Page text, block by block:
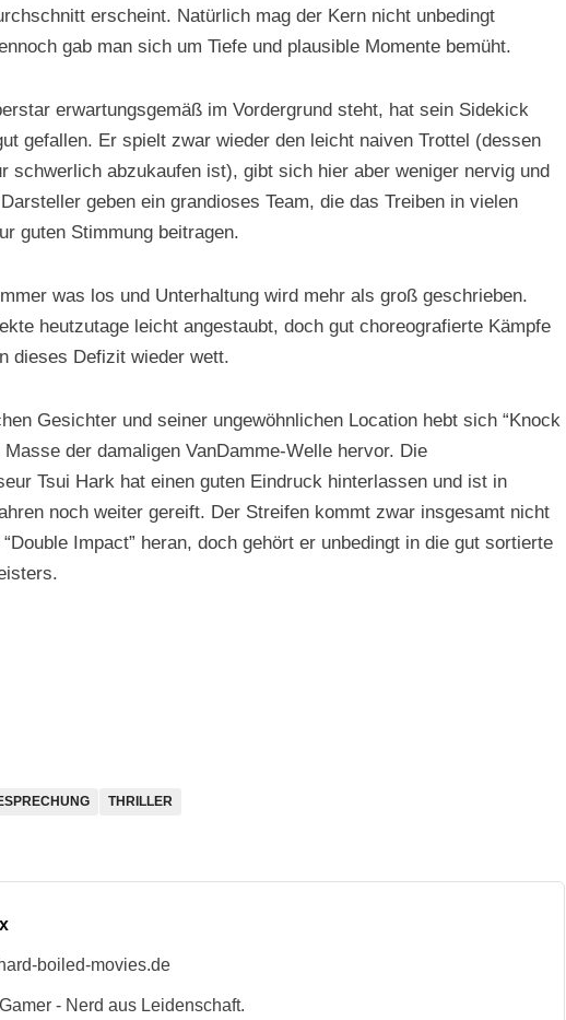
erscheint. Natürlich mag der Kern nicht unbedingt
gab man sich um Tiefe und plausible Momente bemüht.
erwartungsgemäß im Vordergrund steht, hat sein Sidekick
gefallen. Er spielt zwar wieder den leicht naiven Trottel (dessen
schwerlich abzukaufen ist), gibt sich hier aber weniger nervig und
geben ein grandioses Team, die das Treiben in vielen
guten Stimmung beitragen.
was los und Unterhaltung wird mehr als groß geschrieben.
heutzutage leicht angestaubt, doch gut choreografierte Kämpfe
dieses Defizit wieder wett.
Gesichter und seiner ungewöhnlichen Location hebt sich “Knock
der damaligen VanDamme-Welle hervor. Die
Tsui Hark hat einen guten Eindruck hinterlassen und ist in
noch weiter gereift. Der Streifen kommt zwar insgesamt nicht
Impact” heran, doch gehört er unbedingt in die gut sortierte
THRILLER
boiled-movies.de
- Nerd aus Leidenschaft.